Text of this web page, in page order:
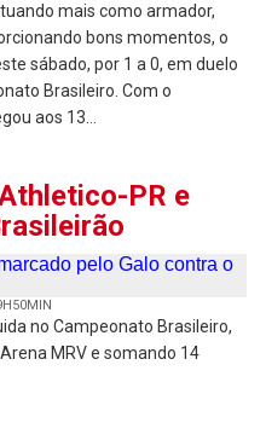
mais como armador,
bons momentos, o
sábado, por 1 a 0, em duelo
Brasileiro. Com o
aos 13...
PR e
no Campeonato Brasileiro,
MRV e somando 14